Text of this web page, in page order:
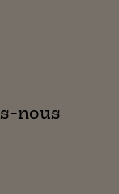
nous